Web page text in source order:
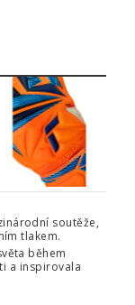
soutěže,
tlakem.
během
a inspirovala